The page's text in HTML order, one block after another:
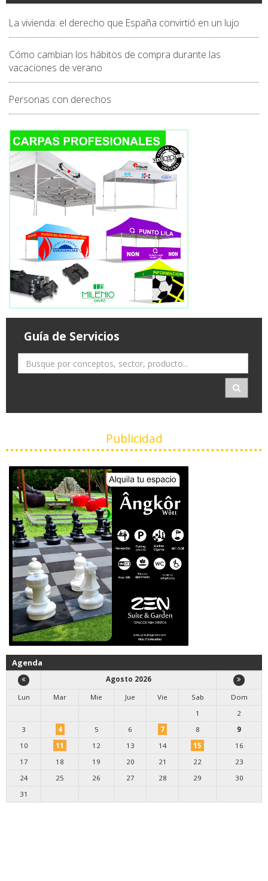
La vivienda: el derecho que España convirtió en un lujo
Cómo cambian los hábitos de compra durante las
vacaciones de verano
Personas con derechos
Guía de Servicios
Publicidad
Agenda
Agosto 2026
Lun
Mar Mie Jue Vie Sab
Dom
1
2
3
4 5 6 7 8
9
10
11 12 13 14 15
16
17
18 19 20 21 22
23
24
25 26 27 28 29
30
31